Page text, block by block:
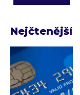
Nejčtenější